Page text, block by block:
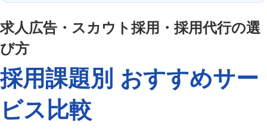
求人広告・スカウト採用・採用代行の選
び方
採用課題別 おすすめサー
ビス比較